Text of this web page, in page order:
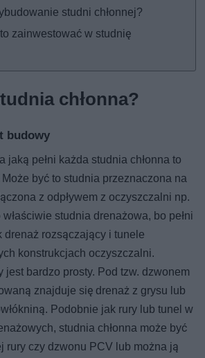
studni chłonnej?
zainwestować w studnię
chłonna?
budowy
jaką pełni każda studnia chłonna to
być to studnia przeznaczona na
z odpływem z oczyszczalni np.
studnia drenażowa, bo pełni
drenaż rozsączający i tunele
konstrukcjach oczyszczalni.
jest bardzo prosty. Pod tzw. dzwonem
znajduje się drenaż z grysu lub
Podobnie jak rury lub tunel w
studnia chłonna może być
rury czy dzwonu PCV lub można ją